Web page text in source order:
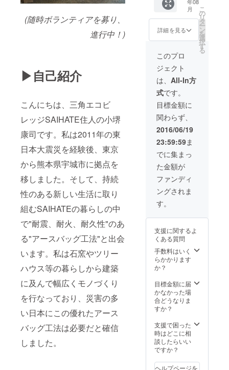
(随時ボランティアを募り、
進行中！)
▶︎自己紹介
こんにちは、三角エコビ
レッジSAIHATE住人の小堺
康司です。私は2011年の東
日本大震災を経験後、東京
から熊本県宇城市に拠点を
移しました。そして、持続
性のある新しい生活に取り
組むSAIHATEの暮らしの中
で"耐震、耐火、耐久性"のあ
る"アースバッグ工法"と出会
います。私は石窯やツリー
ハウス等の暮らしから建築
に及んで幅広くモノづくり
を行なっており、災害の多
い日本にこの優れたアース
バッグ工法は必要だと確信
しました。
ワーク
展開。自然
持続性のあ
る建築物や
モノづくり
に取り組む
手紙 ・
日本
アース
バッグ
協会ス
テッ
カー ・
日本
アース
バッグ
協会 手
刷の
オーガ
ニックT
シャ
ツ ※色
はおま
かせく
ださい
年08
月
詳細を見る
こ
の
リ
タ
ー
ン
を
選
択
す
る
このプロ
ジェクト
は、 All-In方
式です。
目標金額に
関わらず、
2016/06/19
23:59:59ま
でに集まっ
た金額が
ファンディ
ングされま
す。
支援に関するよ
くある質問
手数料はいく
らかかります
か？
目標金額に届
かなかった場
合どうなりま
すか？
支援で困った
時はどこに相
談したらいい
ですか？
ヘルプページを